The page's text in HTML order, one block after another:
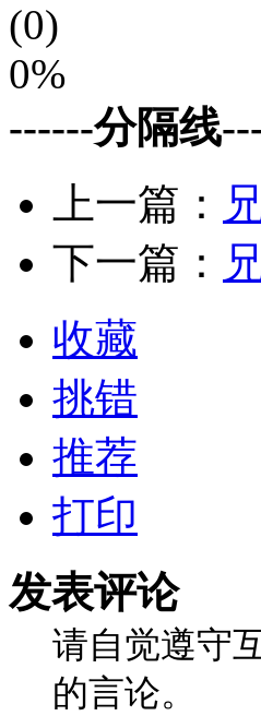
(0)
0%
------分隔线
上一篇：
下一篇：
收藏
挑错
推荐
打印
发表评论
请自觉遵守
的言论。